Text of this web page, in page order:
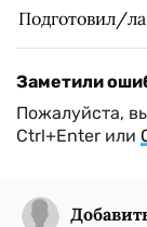
Подготовил/
Заметили
Пожалуйста,
Ctrl+Enter или